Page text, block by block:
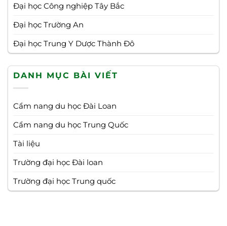
Đại học Công nghiệp Tây Bắc
Đại học Trường An
Đại học Trung Y Dược Thành Đô
DANH MỤC BÀI VIẾT
Cẩm nang du học Đài Loan
Cẩm nang du học Trung Quốc
Tài liệu
Trường đại học Đài loan
Trường đại học Trung quốc